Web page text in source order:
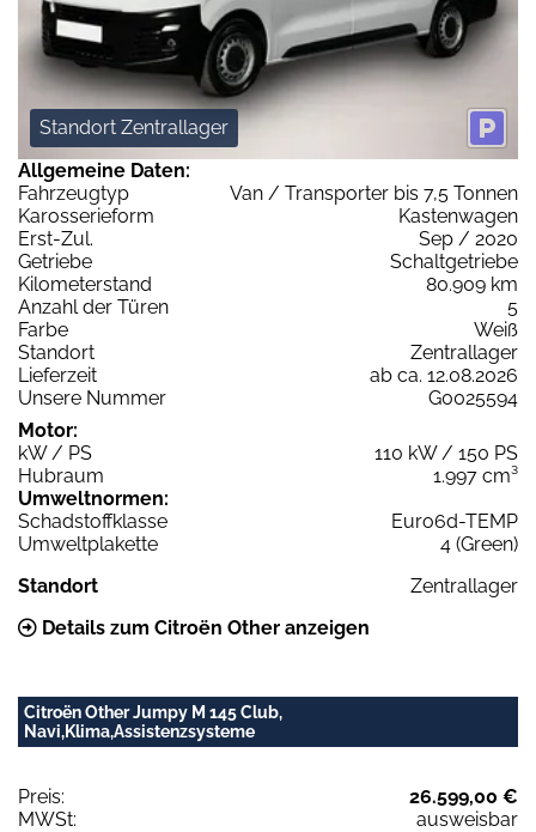
Standort Zentrallager
Allgemeine Daten:
Fahrzeugtyp
Van / Transporter bis 7,5 Tonnen
Karosserieform
Kastenwagen
Erst-Zul.
Sep / 2020
Getriebe
Schaltgetriebe
Kilometerstand
80.909 km
Anzahl der Türen
5
Farbe
Weiß
Standort
Zentrallager
Lieferzeit
ab ca. 12.08.2026
Unsere Nummer
G0025594
Motor:
kW / PS
110 kW / 150 PS
Hubraum
1.997 cm³
Umweltnormen:
Schadstoffklasse
Euro6d-TEMP
Umweltplakette
4 (Green)
Standort
Zentrallager
Details zum Citroën Other anzeigen
Citroën Other Jumpy M 145 Club,
Navi,Klima,Assistenzsysteme
Preis:
26.599,00 €
MWSt:
ausweisbar